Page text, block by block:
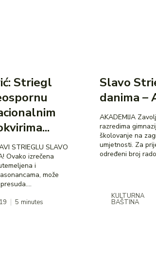
Striegl
STRIEGLU SLAVO
Ovako izrečena
i
može
5 minutes
Slavo
danima –
AKADEMIJA Zavoljevši slikarstvo u višim
razredima
školovanje na
umjetnosti. Za
određeni broj
KULTURNA
BAŠTINA